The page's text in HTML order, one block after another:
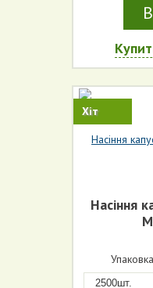
Хіт
Насіння